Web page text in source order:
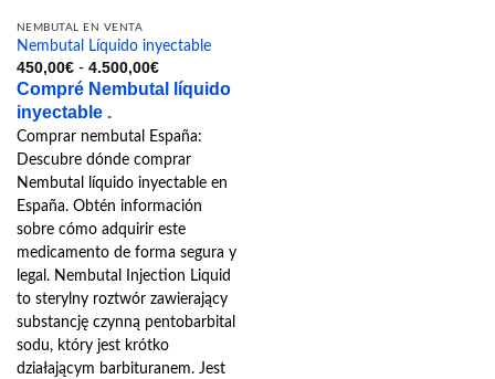
NEMBUTAL EN VENTA
Nembutal Líquido inyectable
450,00€ - 4.500,00€Rango
de
precios:
hasta
4.500,00€
Compré Nembutal líquido
inyectable .
Comprar nembutal España:
Descubre dónde comprar
Nembutal líquido inyectable en
España. Obtén información
sobre cómo adquirir este
medicamento de forma segura y
legal. Nembutal Injection Liquid
to sterylny roztwór zawierający
substancję czynną pentobarbital
sodu, który jest krótko
działającym barbituranem. Jest